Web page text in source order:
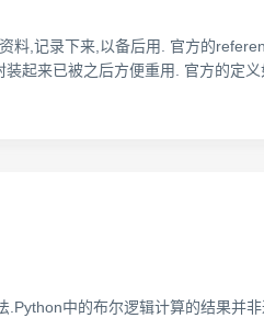
,记录下来,以备后用. 官方的
起来已被之后方便重用. 官方的定
中的布尔逻辑计算的结果并